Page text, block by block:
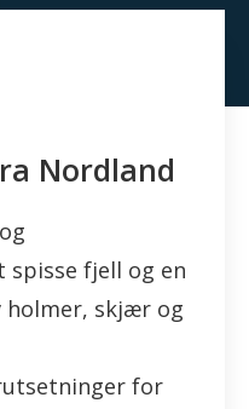
Nordland
fjell og en
holmer, skjær og
for